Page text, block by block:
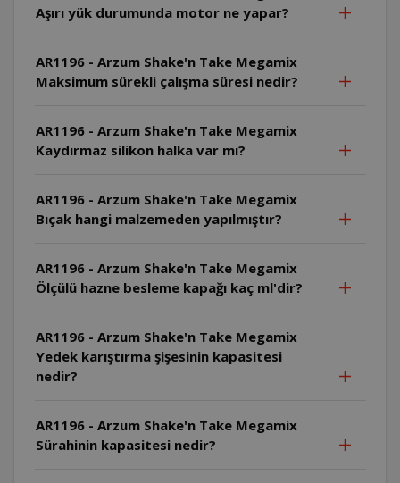
Aşırı yük durumunda motor ne yapar?
AR1196 - Arzum Shake'n Take Megamix
Maksimum sürekli çalışma süresi nedir?
AR1196 - Arzum Shake'n Take Megamix
Kaydırmaz silikon halka var mı?
AR1196 - Arzum Shake'n Take Megamix
Bıçak hangi malzemeden yapılmıştır?
AR1196 - Arzum Shake'n Take Megamix
Ölçülü hazne besleme kapağı kaç ml'dir?
AR1196 - Arzum Shake'n Take Megamix
Yedek karıştırma şişesinin kapasitesi
nedir?
AR1196 - Arzum Shake'n Take Megamix
Sürahinin kapasitesi nedir?